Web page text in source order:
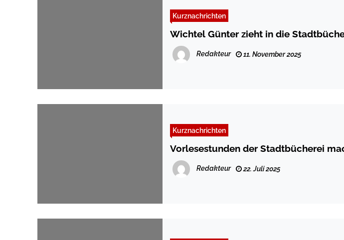
Kurznachrichten
Wichtel Günter zieht in die
Redakteur 11. November 2025
Kurznachrichten
Vorlesestunden der Stadtbücherei
Redakteur 22. Juli 2025